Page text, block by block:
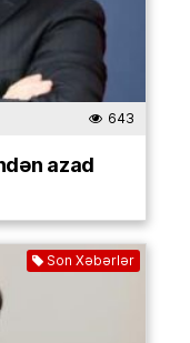
643
azad
Son Xəbərlər